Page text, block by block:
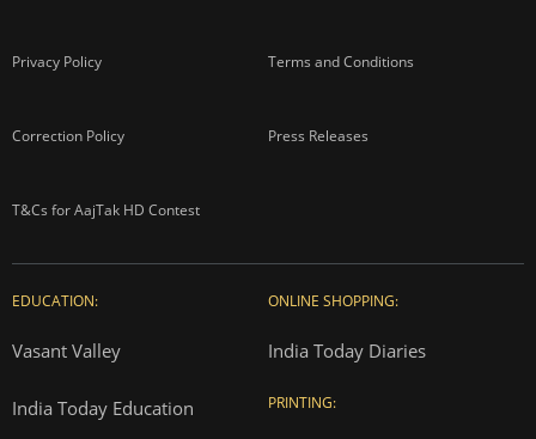
Privacy Policy Terms and Conditions
Correction Policy Press Releases
T&Cs for AajTak HD Contest
EDUCATION:
Vasant Valley
India Today Education
ONLINE SHOPPING:
India Today Diaries
PRINTING: